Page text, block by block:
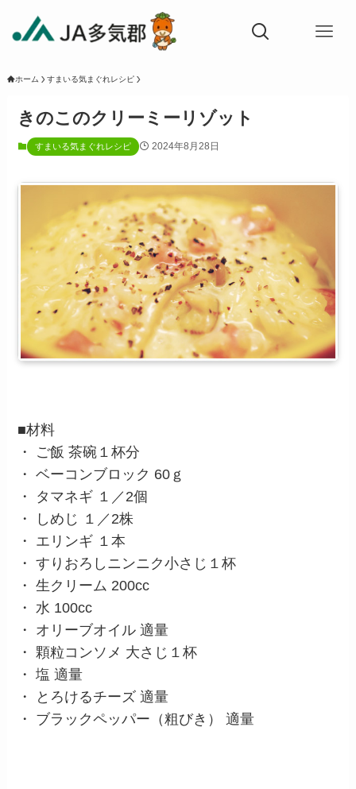
ホーム すまいる気まぐれレシピ
きのこのクリーミーリゾット
すまいる気まぐれレシピ 2024年8月28日
■材料
・ ご飯 茶碗１杯分
・ ベーコンブロック 60ｇ
・ タマネギ １／2個
・ しめじ １／2株
・ エリンギ １本
・ すりおろしニンニク小さじ１杯
・ 生クリーム 200cc
・ 水 100cc
・ オリーブオイル 適量
・ 顆粒コンソメ 大さじ１杯
・ 塩 適量
・ とろけるチーズ 適量
・ ブラックペッパー（粗びき） 適量